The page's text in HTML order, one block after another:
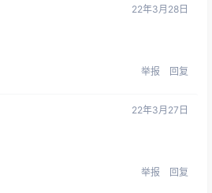
22年3月28日
举报 回复
22年3月27日
举报 回复